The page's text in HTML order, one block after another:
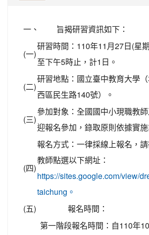
一、 旨揭研習資訊如下：
(一)
研習時間：110年11月27日(星
至下午5時止，計1日。
(二)
研習地點：國立臺中教育大學
西區民生路140號）。
(三)
參加對象：全國國中小現職教
迎報名參加，錄取原則依據實施
(四)
報名方式：一律採線上報名，
教師點選以下網址：
https://sites.google.com/view/
taichung。
(五) 報名時間：
第一階段報名時間：自110年